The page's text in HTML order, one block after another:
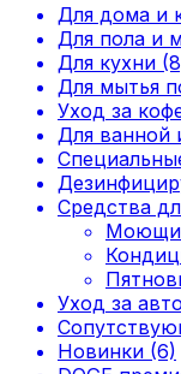
Для дома и
Для пола и
Для кухни
Для мытья
Уход за
Для ванной
Средства
Уход за
Новинки (6)